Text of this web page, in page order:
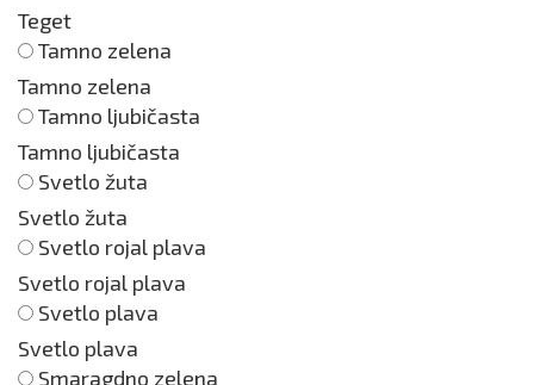
Teget
Tamno zelena
Tamno zelena
Tamno ljubičasta
Tamno ljubičasta
Svetlo žuta
Svetlo žuta
Svetlo rojal plava
Svetlo rojal plava
Svetlo plava
Svetlo plava
Smaragdno zelena